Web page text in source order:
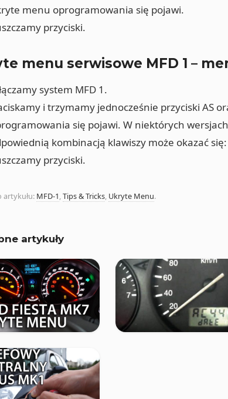
menu oprogramowania się pojawi.
przyciski.
menu serwisowe MFD 1 –
system MFD 1.
i trzymamy jednocześnie przyciski AS
się pojawi. W niektórych
kombinacją klawiszy może okazać
przyciski.
artykułu: MFD-1,Tips & Tricks, Ukryte Menu.
artykuły